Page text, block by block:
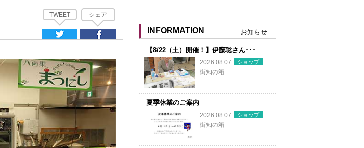
INFORMATION お知らせ
【8/22（土）開催！】伊藤聡さん･･･
2026.08.07
ショップ
街知の箱
夏季休業のご案内
2026.08.07
ショップ
街知の箱
TWEET シェア